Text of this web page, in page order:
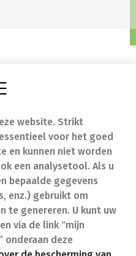
website. Strikt
voor het goed
en kunnen niet worden
een analysetool. Als u
bepaalde gegevens
enz.) gebruikt om
te genereren. U kunt uw
via de link “mijn
onderaan deze
In geval van nood
vragen
(FAQ)